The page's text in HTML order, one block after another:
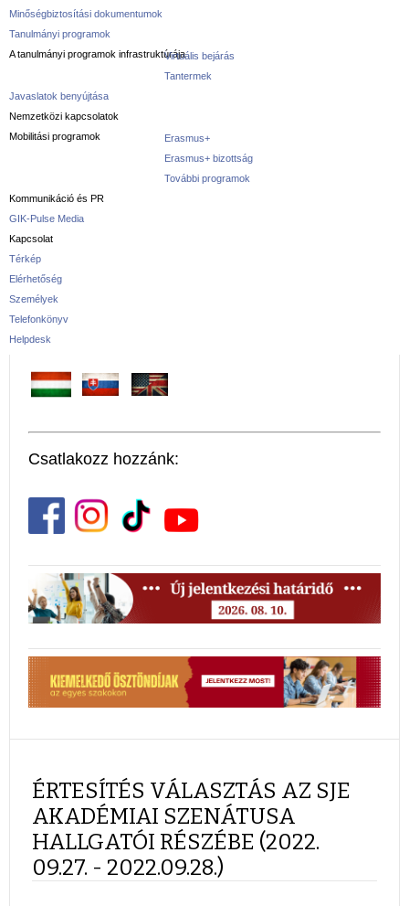
Minőségbiztosítási dokumentumok
Tanulmányi programok
A tanulmányi programok infrastruktúrájaVirtuális bejárás
Tantermek
Javaslatok benyújtása
Nemzetközi kapcsolatok
Mobilitási programok
Erasmus+
Erasmus+ bizottság
További programok
Kommunikáció és PR
GIK-Pulse Media
Kapcsolat
Térkép
Elérhetőség
Személyek
Telefonkönyv
Helpdesk
Csatlakozz hozzánk:
ÉRTESÍTÉS VÁLASZTÁS AZ SJE
AKADÉMIAI SZENÁTUSA
HALLGATÓI RÉSZÉBE (2022.
09.27. - 2022.09.28.)